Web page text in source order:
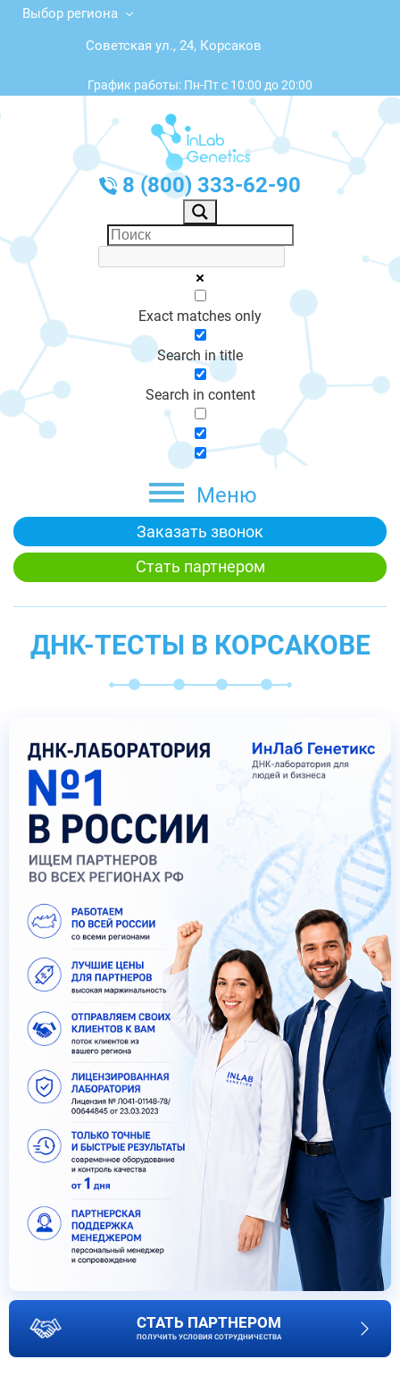
Выбор региона
Советская ул., 24, Корсаков
График работы: Пн-Пт с 10:00 до 20:00
8 (800) 333-62-90
Exact matches only
Search in title
Search in content
Меню
Заказать звонок
Стать партнером
ДНК-ТЕСТЫ В КОРСАКОВЕ
СТАТЬ ПАРТНЕРОМ
ПОЛУЧИТЬ УСЛОВИЯ СОТРУДНИЧЕСТВА